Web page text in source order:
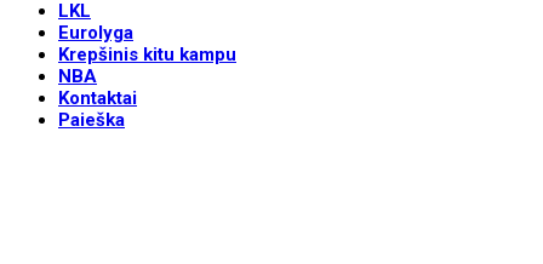
LKL
Eurolyga
Krepšinis kitu kampu
NBA
Kontaktai
Paieška